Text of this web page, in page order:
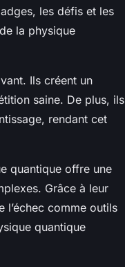
les défis et les
la physique
Ils créent un
saine. De plus, ils
rendant cet
quantique offre une
Grâce à leur
comme outils
quantique